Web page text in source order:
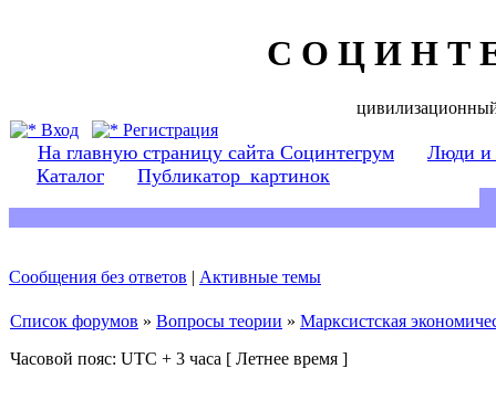
С О Ц И Н Т
Вход
Регистрация
На главную страницу сайта Социнтегрум
Люди и
Каталог
Публикатор_картинок
Сообщения без ответов | Активные темы
Список форумов » Вопросы теории » Марксистская
Часовой пояс: UTC + 3 часа [ Летнее время ]